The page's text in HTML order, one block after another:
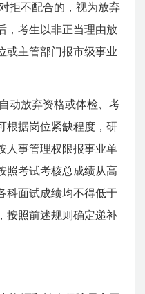
拒不配合的，视为放弃
，考生以非正当理由放
或主管部门报市级事业
动放弃资格或体检、考
根据岗位紧缺程度，研
人事管理权限报事业单
照考试考核总成绩从高
科面试成绩均不得低于
按照前述规则确定递补